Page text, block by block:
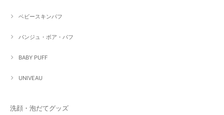
ベビースキンパフ
パンジュ・ボア・パフ
BABY PUFF
UNIVEAU
洗顔・泡だてグッズ